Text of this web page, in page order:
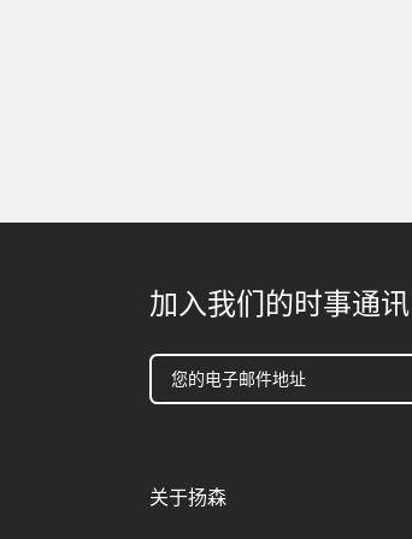
加入我们的时事通讯
关于扬森